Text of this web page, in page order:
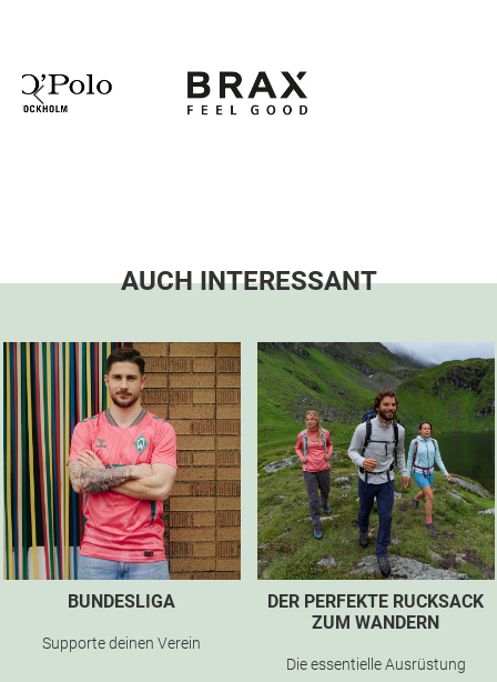
AUCH INTERESSANT
BUNDESLIGA
Supporte deinen Verein
DER PERFEKTE RUCKSACK
ZUM WANDERN
Die essentielle Ausrüstung